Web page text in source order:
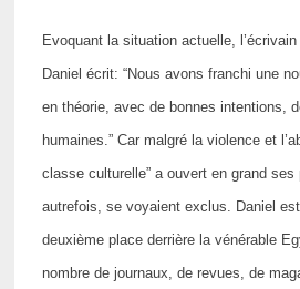
Evoquant la situation actuelle,
Daniel écrit: “Nous avons franchi une
en théorie, avec de bonnes intentions,
humaines.” Car malgré la violence et
classe culturelle” a ouvert en grand
autrefois, se voyaient exclus. Daniel
deuxième place derrière la vénérable
nombre de journaux, de revues, de